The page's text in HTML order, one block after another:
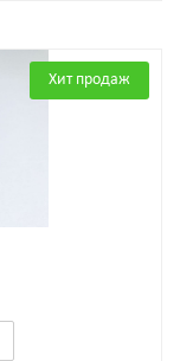
Хит продаж